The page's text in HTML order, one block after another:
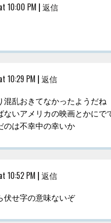
10:00 PM | 返信
10:29 PM | 返信
混乱おきてなかったようだね
ないアメリカの映画とかにで
のは不幸中の幸いか
10:52 PM | 返信
伏せ字の意味ないぞ